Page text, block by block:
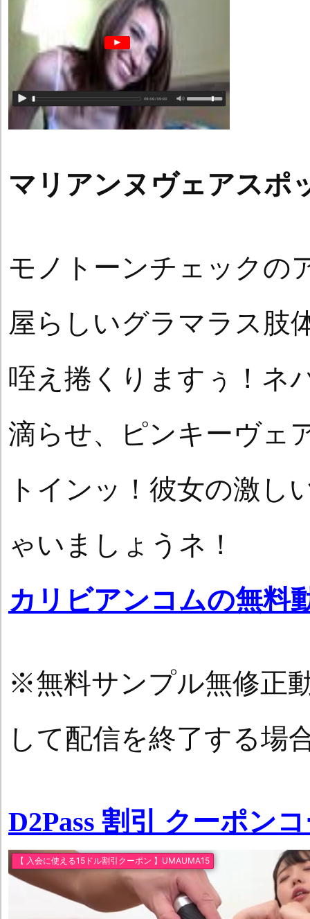
マリアンヌヴェアスポ
モノトーンチェックの
屋らしいグラマラス肢
咥え捲くりますぅ！ネ
滴らせ、ピンキーヴェ
トインッ！彼女の激し
ゃいましょうネ！
カリビアンコムの無料
※無料サンプル無修正
して配信を終了する場
D2Pass 割引 クーポン